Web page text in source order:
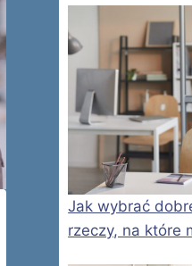
Jak wybrać
rzeczy, na które